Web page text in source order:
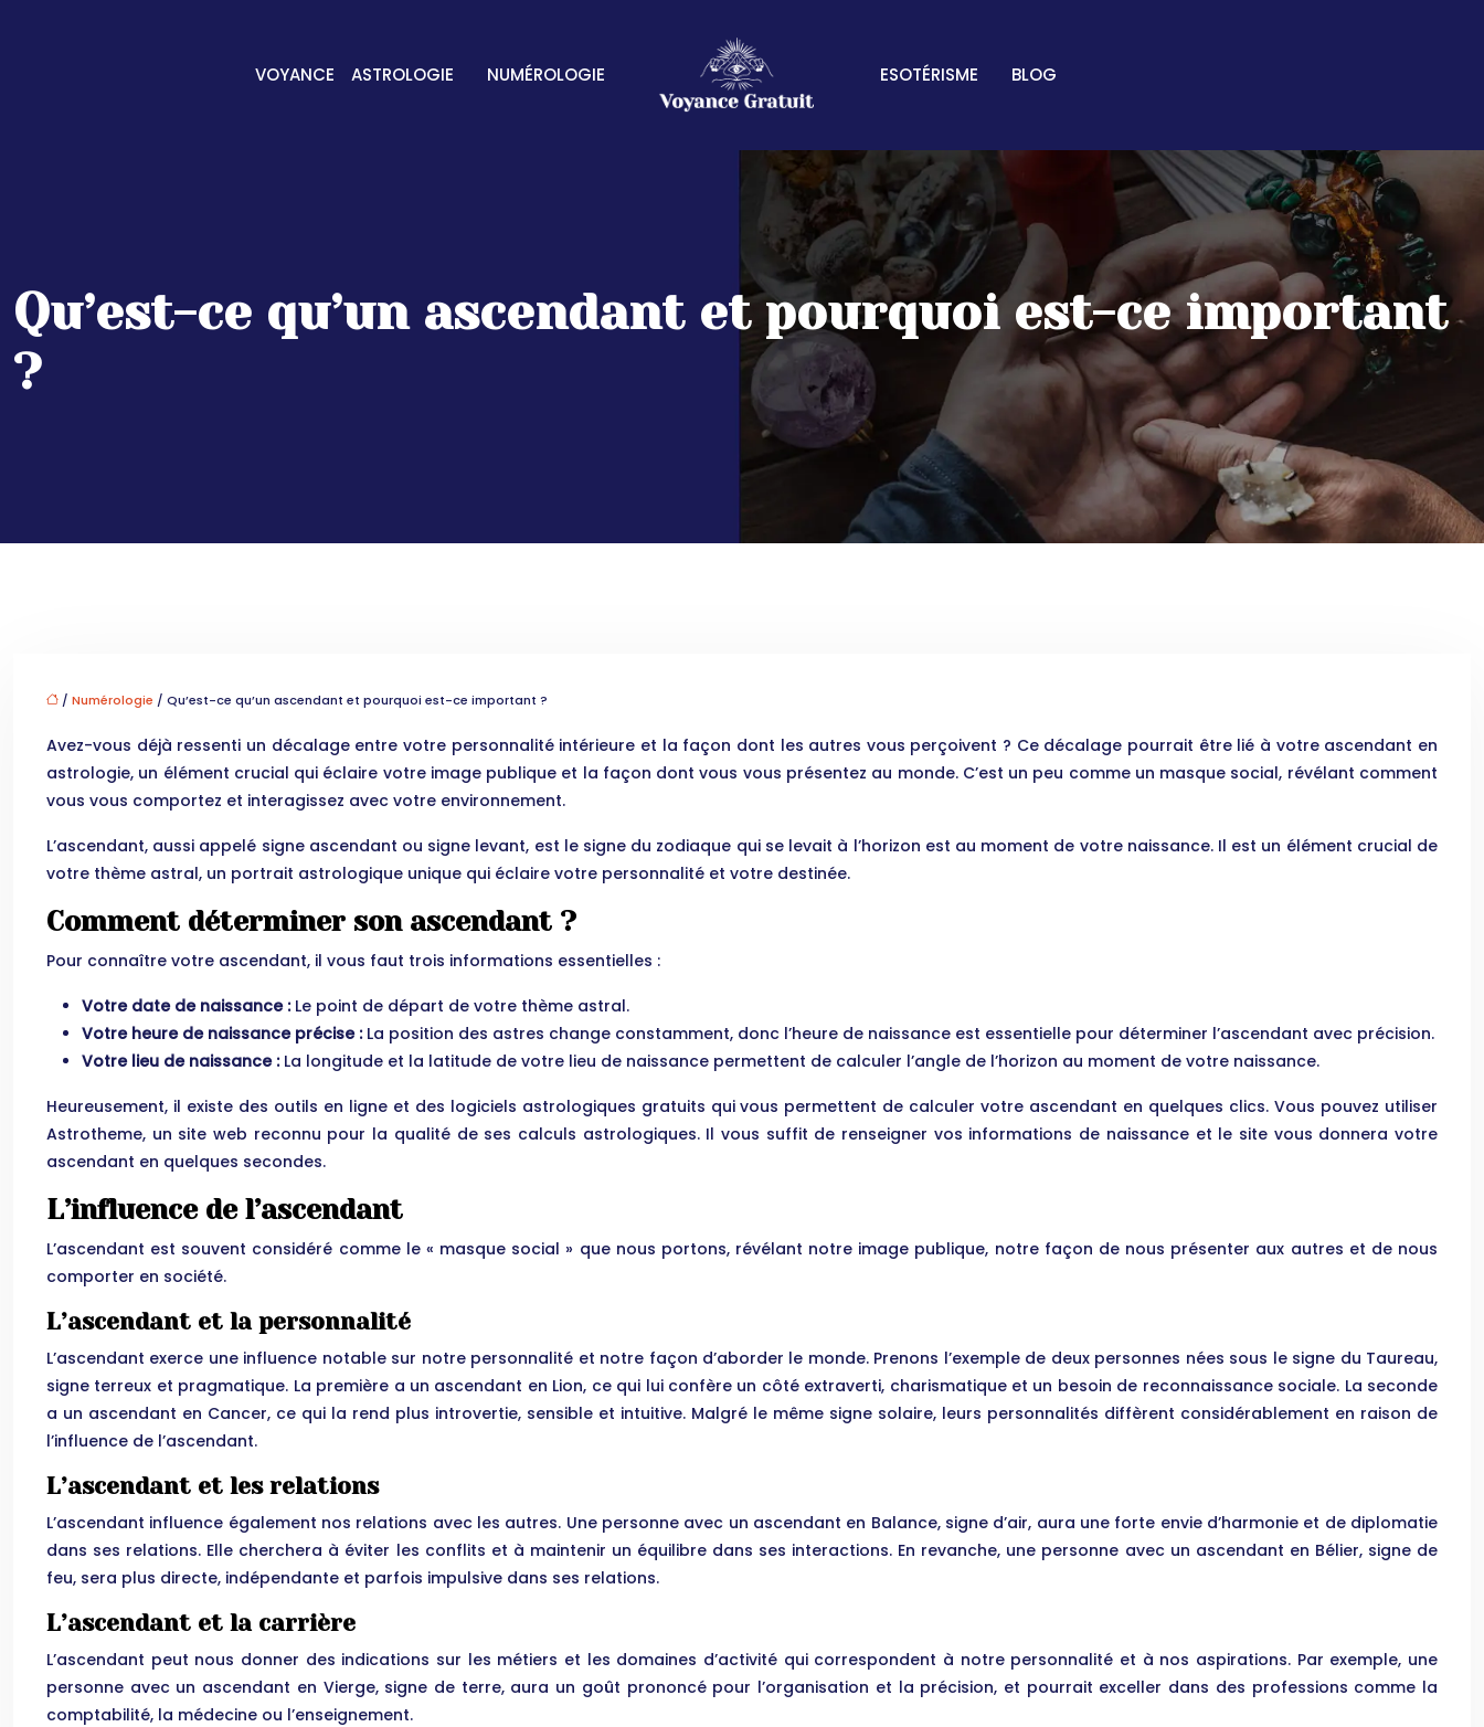
NUMÉROLOGIE
ASTROLOGIE
VOYANCE ESOTÉRISME BLOG
Qu’est-ce qu’un ascendant et pourquoi est-ce important
?
/ Numérologie / Qu’est-ce qu’un ascendant et pourquoi est-ce important ?
Avez-vous déjà ressenti un décalage entre votre personnalité intérieure et la façon dont les autres vous perçoivent ? Ce décalage pourrait être lié à votre ascendant en
astrologie, un élément crucial qui éclaire votre image publique et la façon dont vous vous présentez au monde. C’est un peu comme un masque social, révélant comment
vous vous comportez et interagissez avec votre environnement.
L’ascendant, aussi appelé signe ascendant ou signe levant, est le signe du zodiaque qui se levait à l’horizon est au moment de votre naissance. Il est un élément crucial de
votre thème astral, un portrait astrologique unique qui éclaire votre personnalité et votre destinée.
Comment déterminer son ascendant ?
Pour connaître votre ascendant, il vous faut trois informations essentielles :
Votre date de naissance : Le point de départ de votre thème astral.
Votre heure de naissance précise : La position des astres change constamment, donc l’heure de naissance est essentielle pour déterminer l’ascendant avec précision.
Votre lieu de naissance : La longitude et la latitude de votre lieu de naissance permettent de calculer l’angle de l’horizon au moment de votre naissance.
Heureusement, il existe des outils en ligne et des logiciels astrologiques gratuits qui vous permettent de calculer votre ascendant en quelques clics. Vous pouvez utiliser
Astrotheme, un site web reconnu pour la qualité de ses calculs astrologiques. Il vous suffit de renseigner vos informations de naissance et le site vous donnera votre
ascendant en quelques secondes.
L’influence de l’ascendant
L’ascendant est souvent considéré comme le « masque social » que nous portons, révélant notre image publique, notre façon de nous présenter aux autres et de nous
comporter en société.
L’ascendant et la personnalité
L’ascendant exerce une influence notable sur notre personnalité et notre façon d’aborder le monde. Prenons l’exemple de deux personnes nées sous le signe du Taureau,
signe terreux et pragmatique. La première a un ascendant en Lion, ce qui lui confère un côté extraverti, charismatique et un besoin de reconnaissance sociale. La seconde
a un ascendant en Cancer, ce qui la rend plus introvertie, sensible et intuitive. Malgré le même signe solaire, leurs personnalités diffèrent considérablement en raison de
l’influence de l’ascendant.
L’ascendant et les relations
L’ascendant influence également nos relations avec les autres. Une personne avec un ascendant en Balance, signe d’air, aura une forte envie d’harmonie et de diplomatie
dans ses relations. Elle cherchera à éviter les conflits et à maintenir un équilibre dans ses interactions. En revanche, une personne avec un ascendant en Bélier, signe de
feu, sera plus directe, indépendante et parfois impulsive dans ses relations.
L’ascendant et la carrière
L’ascendant peut nous donner des indications sur les métiers et les domaines d’activité qui correspondent à notre personnalité et à nos aspirations. Par exemple, une
personne avec un ascendant en Vierge, signe de terre, aura un goût prononcé pour l’organisation et la précision, et pourrait exceller dans des professions comme la
comptabilité, la médecine ou l’enseignement.